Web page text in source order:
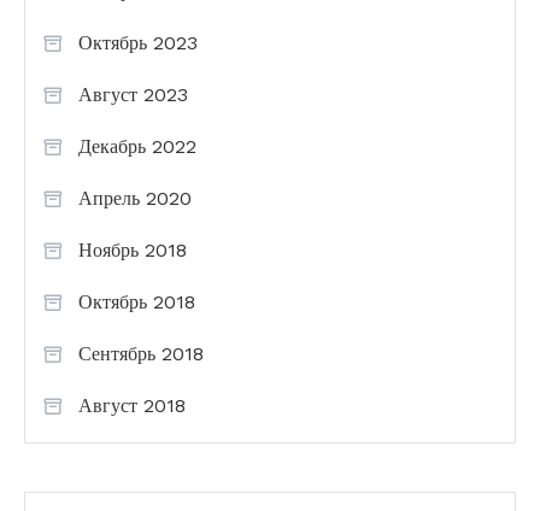
Октябрь 2023
Август 2023
Декабрь 2022
Апрель 2020
Ноябрь 2018
Октябрь 2018
Сентябрь 2018
Август 2018